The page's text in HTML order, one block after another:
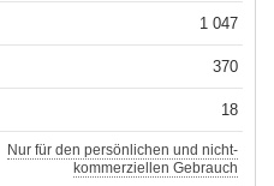
1 047
370
18
Nur für den persönlichen und nicht-
kommerziellen Gebrauch